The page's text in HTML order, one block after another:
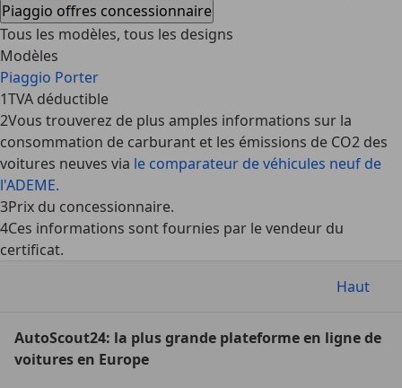
Piaggio offres concessionnaire
Tous les modèles, tous les designs
Modèles
Piaggio Porter
1TVA déductible
2Vous trouverez de plus amples informations sur la
consommation de carburant et les émissions de CO2 des
voitures neuves via le comparateur de véhicules neuf de
l'ADEME.
3Prix du concessionnaire.
4Ces informations sont fournies par le vendeur du
certificat.
Haut
AutoScout24: la plus grande plateforme en ligne de
voitures en Europe